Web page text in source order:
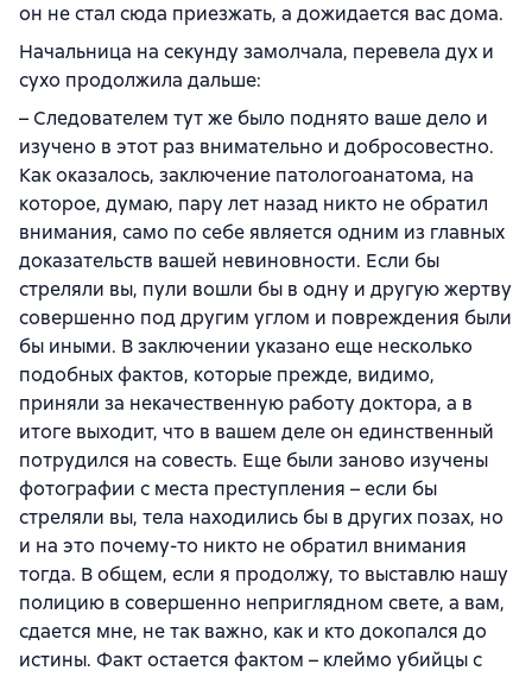
он не стал сюда приезжать, а дожидается вас дома.
Начальница на секунду замолчала, перевела дух и
сухо продолжила дальше:
– Следователем тут же было поднято ваше дело и
изучено в этот раз внимательно и добросовестно.
Как оказалось, заключение патологоанатома, на
которое, думаю, пару лет назад никто не обратил
внимания, само по себе является одним из главных
доказательств вашей невиновности. Если бы
стреляли вы, пули вошли бы в одну и другую жертву
совершенно под другим углом и повреждения были
бы иными. В заключении указано еще несколько
подобных фактов, которые прежде, видимо,
приняли за некачественную работу доктора, а в
итоге выходит, что в вашем деле он единственный
потрудился на совесть. Еще были заново изучены
фотографии с места преступления – если бы
стреляли вы, тела находились бы в других позах, но
и на это почему-то никто не обратил внимания
тогда. В общем, если я продолжу, то выставлю нашу
полицию в совершенно неприглядном свете, а вам,
сдается мне, не так важно, как и кто докопался до
истины. Факт остается фактом – клеймо убийцы с